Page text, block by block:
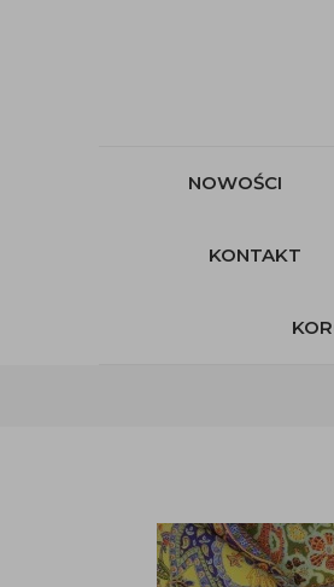
NOWOŚCI
KONTAKT